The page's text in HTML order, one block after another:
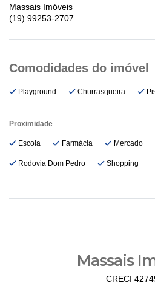
Massais Imóveis
(19) 99253-2707
Playground Churrasqueira
Proximidade
Escola Farmácia Mercado
Rodovia Dom Pedro Shopping
Massais
CRECI